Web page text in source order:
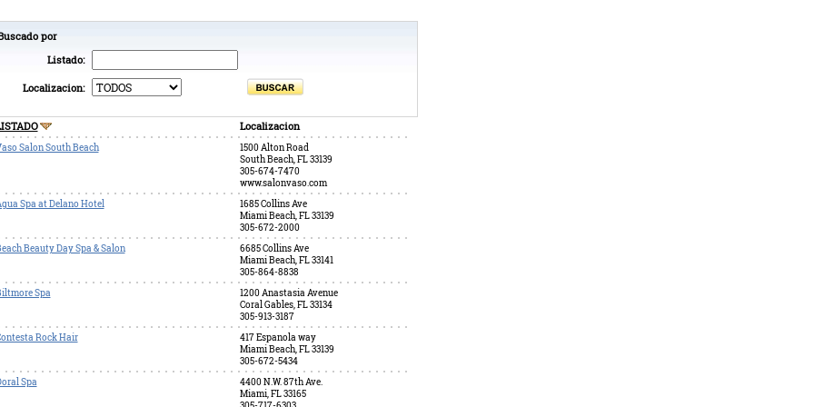
por
Listado:
Localizacion:
Localizacion
Salon South Beach
1500 Alton Road
South Beach, FL 33139
305-674-7470
www.salonvaso.com
Spa at Delano Hotel
1685 Collins Ave
Miami Beach, FL 33139
305-672-2000
Beauty Day Spa & Salon
6685 Collins Ave
Miami Beach, FL 33141
305-864-8838
Spa
1200 Anastasia Avenue
Coral Gables, FL 33134
305-913-3187
Rock Hair
417 Espanola way
Miami Beach, FL 33139
305-672-5434
Spa
4400 N.W. 87th Ave.
Miami, FL 33165